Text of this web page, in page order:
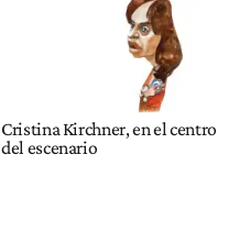
Cristina Kirchner, en el centro
del escenario